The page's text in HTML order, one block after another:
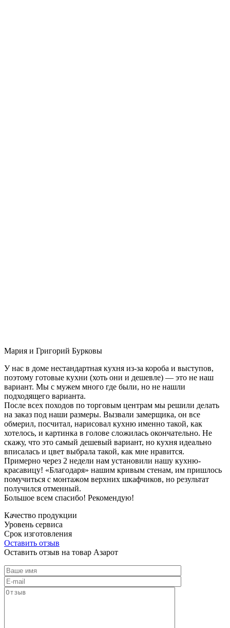
Мария и Григорий Бурковы
У нас в доме нестандартная кухня из-за короба и выступов,
поэтому готовые кухни (хоть они и дешевле) — это не наш
вариант. Мы с мужем много где были, но не нашли
подходящего варианта.
После всех походов по торговым центрам мы решили делать
на заказ под наши размеры. Вызвали замерщика, он все
обмерил, посчитал, нарисовал кухню именно такой, как
хотелось, и картинка в голове сложилась окончательно. Не
скажу, что это самый дешевый вариант, но кухня идеально
вписалась и цвет выбрала такой, как мне нравится.
Примерно через 2 недели нам установили нашу кухню-
красавицу! «Благодаря» нашим кривым стенам, им пришлось
помучиться с монтажом верхних шкафчиков, но результат
получился отменный.
Большое всем спасибо! Рекомендую!
Качество продукции
Уровень сервиса
Срок изготовления
Оставить отзыв
Оставить отзыв на товар Азарот